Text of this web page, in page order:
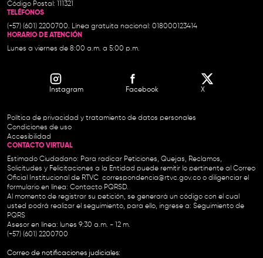
Código Postal: 111321
TELÉFONOS
(+57) (601) 2200700. Línea gratuita nacional: 018000123414
HORARIO DE ATENCIÓN
Lunes a viernes de 8:00 a.m. a 5:00 p.m.
Instagram Facebook X
Política de privacidad y tratamiento de datos personales
Condiciones de uso
Accesibilidad
CONTACTO VIRTUAL
Estimado Ciudadano: Para radicar Peticiones, Quejas, Reclamos,
Solicitudes y Felicitaciones a la Entidad puede remitir lo pertinente al Correo
Oficial Institucional de RTVC correspondencia@rtvc.gov.co o diligenciar el
formulario en línea: Contacto PQRSD.
Al momento de registrar su petición, se generará un código con el cual
usted podrá realizar el seguimiento, para ello, ingrese a: Seguimiento de
PQRS
Asesor en línea: lunes 9:30 a.m. - 12 m.
(+57) (601) 2200700
Correo de notificaciones judiciales: